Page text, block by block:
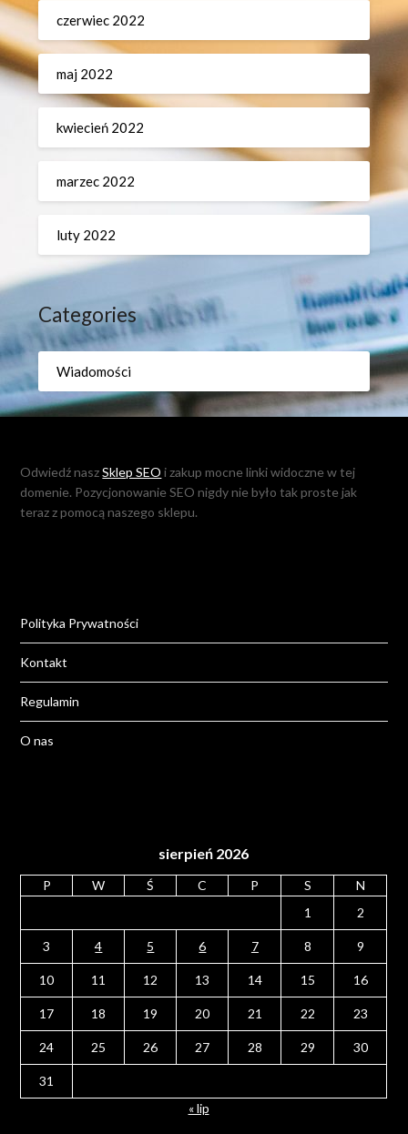
czerwiec 2022
maj 2022
kwiecień 2022
marzec 2022
luty 2022
Categories
Wiadomości
Odwiedź naszSklep SEO i zakup mocne linki widoczne w tej
domenie. Pozycjonowanie SEO nigdy nie było tak proste jak
teraz z pomocą naszego sklepu.
Polityka Prywatności
Kontakt
Regulamin
O nas
sierpień 2026
P W Ś C P S
N
1
2
3 4 5 6 7 8 9
10 11 12 13 14 15 16
17 18 19 20 21 22 23
24 25 26 27 28 29 30
31
« lip